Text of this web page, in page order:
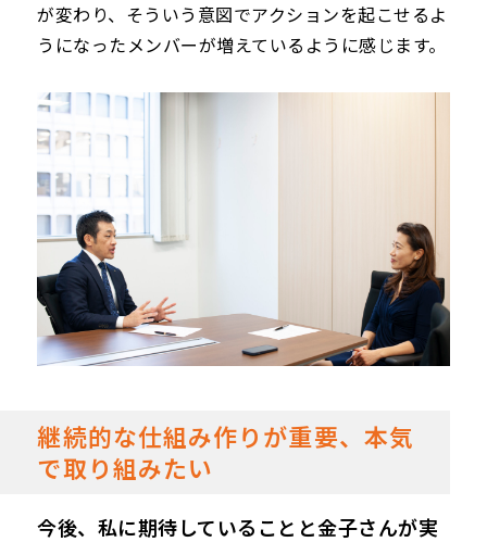
が変わり、そういう意図でアクションを起こせるよ
うになったメンバーが増えているように感じます。
継続的な仕組み作りが重要、本気
で取り組みたい
今後、私に期待していることと金子さんが実